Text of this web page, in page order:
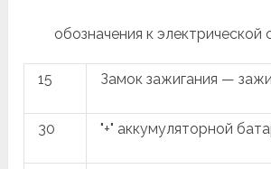
обозначения к электрической
15 Замок зажигания —
30 "+" аккумуляторной